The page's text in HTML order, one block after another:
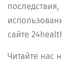
сайте
Читайте нас